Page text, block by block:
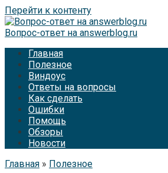
Перейти к контенту
Вопрос-ответ на answerblog.ru
Главная
Полезное
Виндоус
Ответы на вопросы
Как сделать
Ошибки
Помощь
Обзоры
Новости
Главная » Полезное